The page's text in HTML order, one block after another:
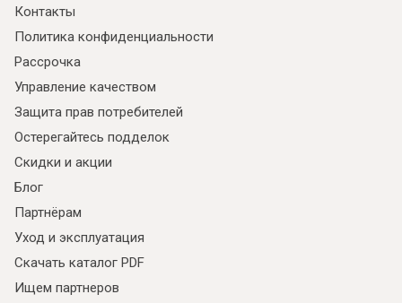
Контакты
Политика конфиденциальности
Рассрочка
Управление качеством
Защита прав потребителей
Остерегайтесь подделок
Скидки и акции
Блог
Партнёрам
Уход и эксплуатация
Скачать каталог PDF
Ищем партнеров